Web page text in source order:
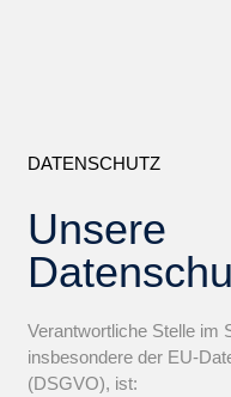
DATENSCHUTZ
Unsere
Verantwortliche Stelle im
insbesondere der EU-
(DSGVO), ist: